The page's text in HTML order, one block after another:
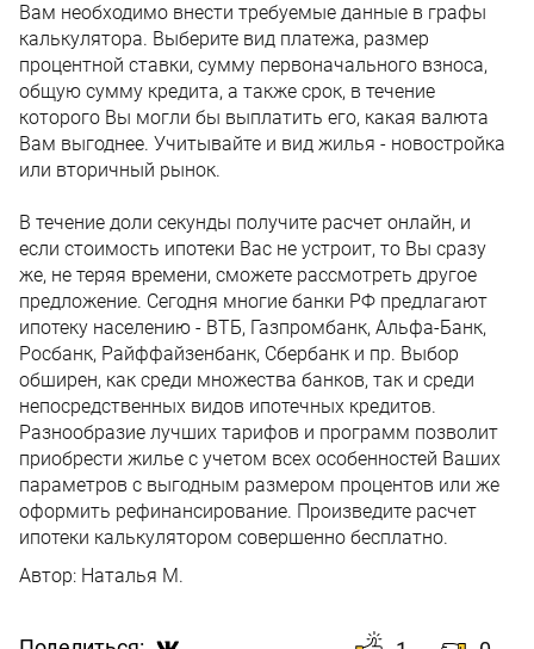
Вам необходимо внести требуемые данные в графы
калькулятора. Выберите вид платежа, размер
процентной ставки, сумму первоначального взноса,
общую сумму кредита, а также срок, в течение
которого Вы могли бы выплатить его, какая валюта
Вам выгоднее. Учитывайте и вид жилья - новостройка
или вторичный рынок.
В течение доли секунды получите расчет онлайн, и
если стоимость ипотеки Вас не устроит, то Вы сразу
же, не теряя времени, сможете рассмотреть другое
предложение. Сегодня многие банки РФ предлагают
ипотеку населению - ВТБ, Газпромбанк, Альфа-Банк,
Росбанк, Райффайзенбанк, Сбербанк и пр. Выбор
обширен, как среди множества банков, так и среди
непосредственных видов ипотечных кредитов.
Разнообразие лучших тарифов и программ позволит
приобрести жилье с учетом всех особенностей Ваших
параметров с выгодным размером процентов или же
оформить рефинансирование. Произведите расчет
ипотеки калькулятором совершенно бесплатно.
Автор: Наталья М.